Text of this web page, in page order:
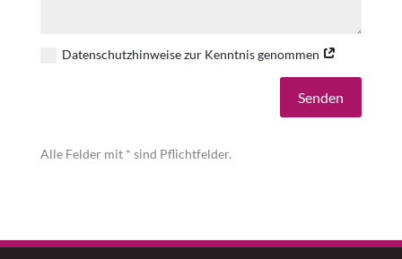
Datenschutzhinweise zur Kenntnis genommen
Senden
Alle Felder mit * sind Pflichtfelder.